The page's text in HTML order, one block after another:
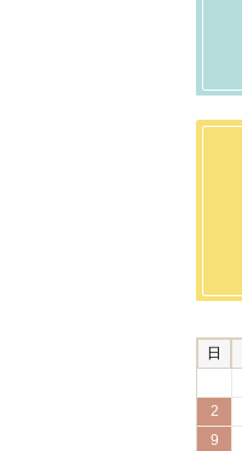
日
2
9